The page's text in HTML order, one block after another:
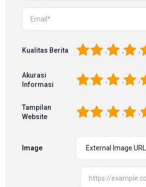
Kualitas Berita 5
4
3
2
Akurasi
Informasi
5
4
3
2
Tampilan
Website
5
4
3
2
Image